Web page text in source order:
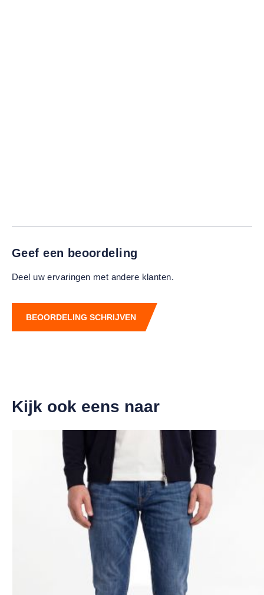
Geef een beoordeling
Deel uw ervaringen met andere klanten.
BEOORDELING SCHRIJVEN
Kijk ook eens naar